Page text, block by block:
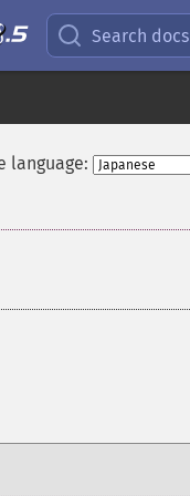
Search docs
language: